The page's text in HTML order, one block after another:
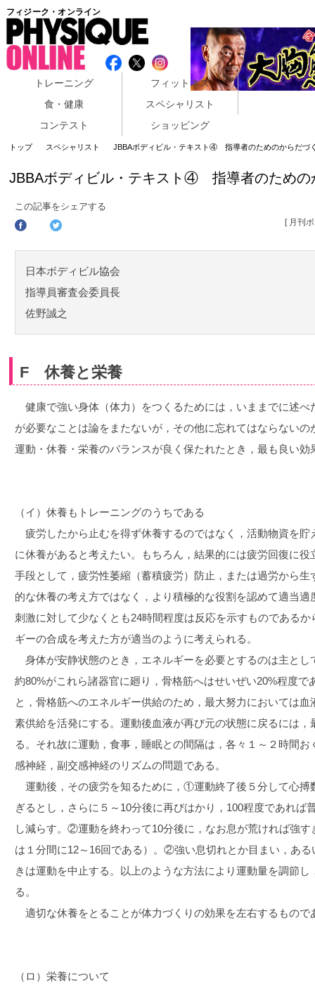
フィジーク・オンライン
トレーニング
フィットネス
食・健康
スペシャリスト
コンテスト
ショッピング
トップ スペシャリスト JBBAボディビル・テキスト④ 指導者のためのからだづ
JBBAボディビル・テキスト④ 指導者のための
この記事をシェアする
[ 月刊
日本ボディビル協会
指導員審査会委員長
佐野誠之
F 休養と栄養
健康で強い身体（体力）をつくるためには，いままでに述べ
が必要なことは論をまたないが，その他に忘れてはならない
運動・休養・栄養のバランスが良く保たれたとき，最も良い効
（イ）休養もトレーニングのうちである
疲労したから止むを得ず休養するのではなく，活動物資を貯
に休養があると考えたい。もちろん，結果的には疲労回復に
手段として，疲労性萎縮（蓄積疲労）防止，または過労から
的な休養の考え方ではなく，より積極的な役割を認めて適当
刺激に対して少なくとも24時間程度は反応を示すものである
ギーの合成を考えた方が適当のように考えられる。
身体が安静状態のとき，エネルギーを必要とするのは主とし
約80%がこれら諸器官に廻り，骨格筋へはせいぜい20%程度
と，骨格筋へのエネルギー供給のため，最大努力においては
素供給を活発にする。運動後血液が再び元の状態に戻るには
る。それ故に運動，食事，睡眠との間隔は，各々１～２時間
感神経，副交感神経のリズムの問題である。
運動後，その疲労を知るために，①運動終了後５分して心搏
ぎるとし，さらに５～10分後に再びはかり，100程度であれば
し減らす。②運動を終わって10分後に，なお息が荒ければ強
は１分間に12～16回である）。②強い息切れとか目まい，あ
きは運動を中止する。以上のような方法により運動量を調節
る。
適切な休養をとることが体力づくりの効果を左右するもので
（ロ）栄養について